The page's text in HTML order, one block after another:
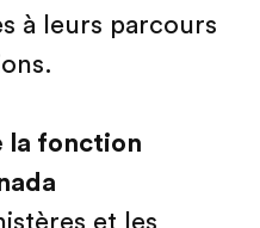
à leurs parcours
la fonction
et les